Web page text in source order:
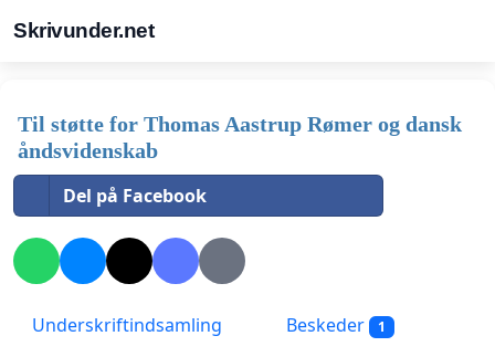
Skrivunder.net
Til støtte for Thomas Aastrup Rømer og dansk
åndsvidenskab
Del på Facebook
Underskriftindsamling Beskeder 1